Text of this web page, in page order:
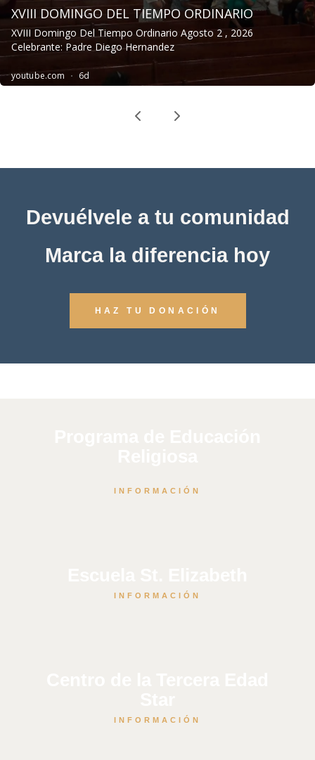
Devuélvele a tu comunidad
Marca la diferencia hoy
HAZ TU DONACIÓN
INFORMACIÓN
INFORMACIÓN
INFORMACIÓN